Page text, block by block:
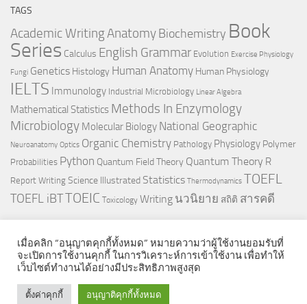
TAGS
Academic WritingAnatomy Biochemistry Book
Series Calculus English Grammar Evolution Exercise Physiology
Fungi Genetics Histology Human Anatomy Human Physiology
IELTS Immunology Industrial Microbiology Linear Algebra
Mathematical Statistics Methods In Enzymology
Microbiology Molecular Biology National Geographic
Neuroanatomy Optics Organic Chemistry Pathology Physiology Polymer
Probabilities Python Quantum Field Theory Quantum Theory R
Report Writing Science Illustrated Statistics Thermodynamics TOEFL
TOEFL iBTTOEIC Toxicology Writing นวนิยาย สถิติ สารคดี
© 2026. All Rights Reserved.
เมื่อคลิก “อนุญาตคุกกี้ทั้งหมด” หมายความว่าผู้ใช้งานยอมรับที่
จะเปิดการใช้งานคุกกี้ ในการวิเคราะห์การเข้าใช้งาน เพื่อทำให้
เว็บไซต์ทำงานได้อย่างมีประสิทธิภาพสูงสุด
ตั้งค่าคุกกี้ อนุญาติคุกกี้ทั้งหมด